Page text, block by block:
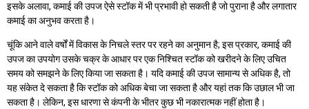
इसके अलावा, कमाई की उपज ऐसे स्टॉक में भी प्रभावी हो सकती है जो पुराना है और लगातार
कमाई का अनुभव करता है।
चूंकि आने वाले वर्षों में विकास के निचले स्तर पर रहने का अनुमान है; इस प्रकार, कमाई की
उपज का उपयोग उसके चक्र के आधार पर एक निश्चित स्टॉक को खरीदने के लिए उचित
समय को समझने के लिए किया जा सकता है। यदि कमाई की उपज सामान्य से अधिक है, तो
यह संकेत दे सकता है कि स्टॉक को अधिक बेचा जा सकता है और यहां तक कि उछाल भी जा
सकता है। लेकिन, इस धारणा से कंपनी के भीतर कुछ भी नकारात्मक नहीं होता है।